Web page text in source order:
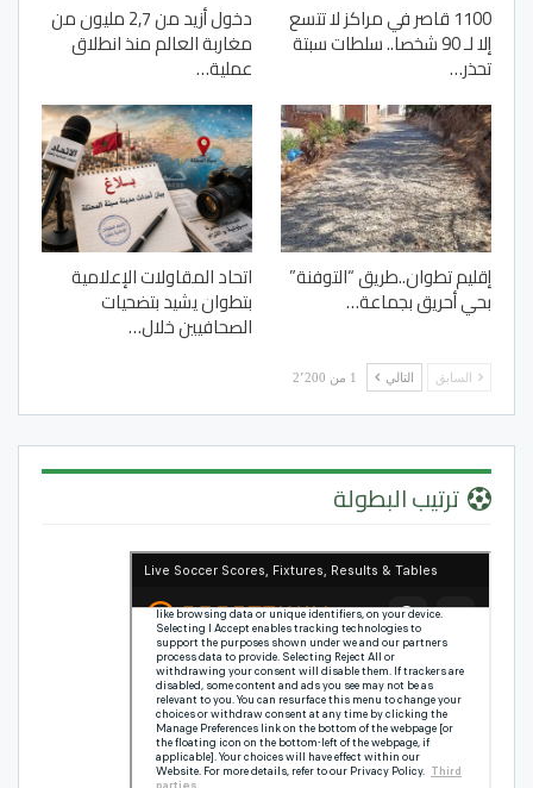
1100 قاصر في مراكز لا تتسع
إلا لـ 90 شخصا.. سلطات سبتة
تحذر…
دخول أزيد من 2,7 مليون من
مغاربة العالم منذ انطلاق
عملية…
إقليم تطوان..طريق “التوفنة”
بحي أحريق بجماعة…
اتحاد المقاولات الإعلامية
بتطوان يشيد بتضحيات
الصحافيين خلال…
السابق التالي 1 من 2٬200
ترتيب البطولة